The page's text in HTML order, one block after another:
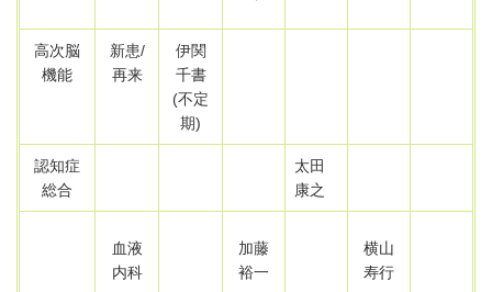
高次脳
機能
新患/
再来
伊関
千書
(不定
期)
認知症
総合
太田
康之
血液
内科
加藤
裕一
横山
寿行